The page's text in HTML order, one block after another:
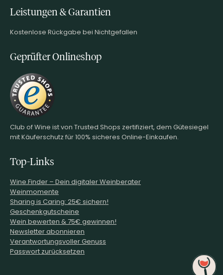
Leistungen & Garantien
Kostenlose Rückgabe bei Nichtgefallen
Geprüfter Onlineshop
Club of Wine ist von Trusted Shops zertifiziert, dem Gütesiegel
mit Käuferschutz für 100% sicheres Online-Einkaufen.
Top-Links
Wine.Finder – Dein digitaler Weinberater
Weinmomente
Sharing is Caring: 25€ sichern!
Geschenkgutscheine
Wein bewerten & 75€ gewinnen!
Newsletter abonnieren
Verantwortungsvoller Genuss
Passwort zurücksetzen